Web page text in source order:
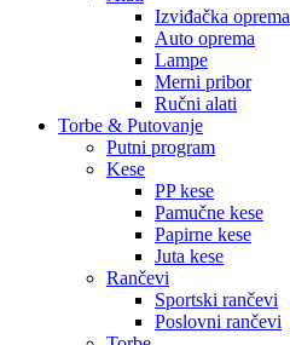
Izviđačka oprema
Auto oprema
Lampe
Merni pribor
Ručni alati
Torbe & Putovanje
Putni program
Kese
PP kese
Pamučne kese
Papirne kese
Juta kese
Rančevi
Sportski rančevi
Poslovni rančevi